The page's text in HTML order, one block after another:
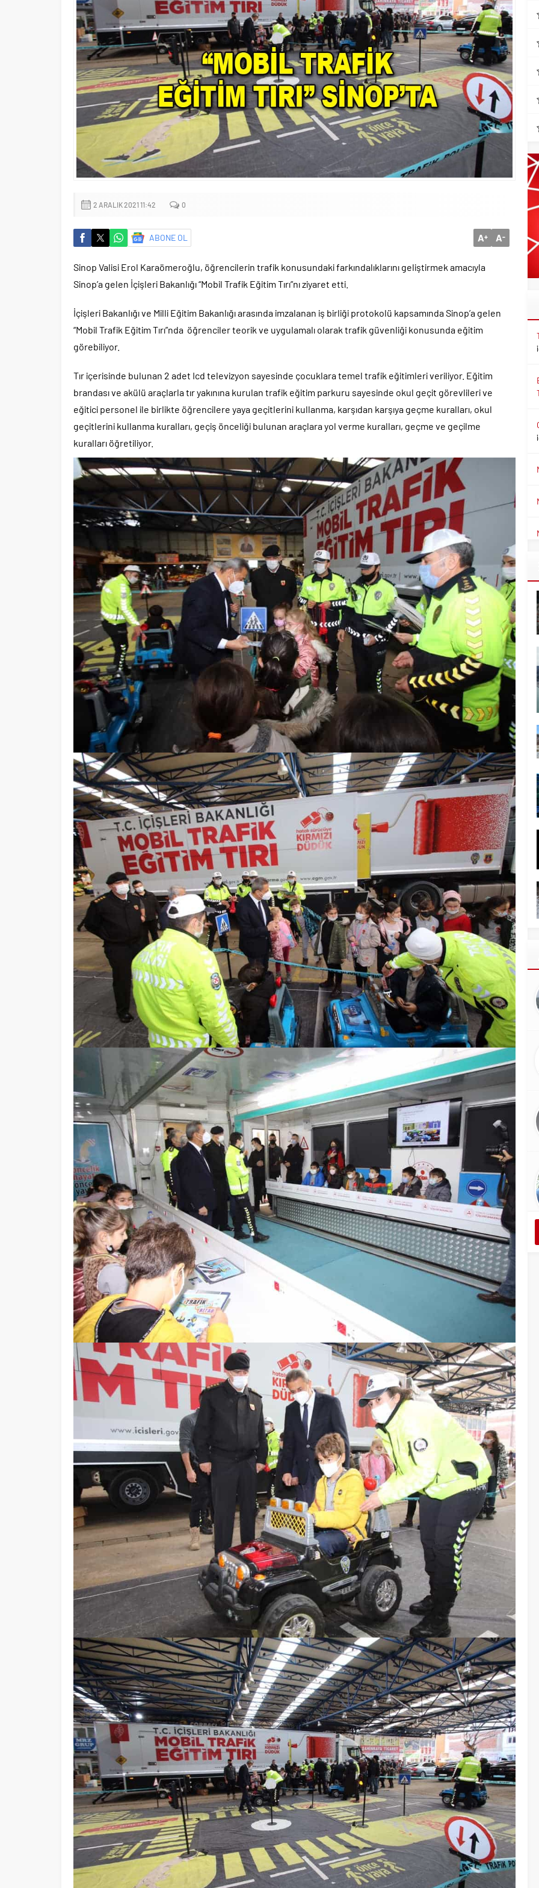
2 ARALIK 2021 11:42 0
ABONE OL A+ A-
Sinop Valisi Erol Karaömeroğlu, öğrencilerin trafik konusundaki farkındalıklarını geliştirmek amacıyla
Sinop’a gelen İçişleri Bakanlığı “Mobil Trafik Eğitim Tırı”nı ziyaret etti.
İçişleri Bakanlığı ve Milli Eğitim Bakanlığı arasında imzalanan iş birliği protokolü kapsamında Sinop’a gelen
“Mobil Trafik Eğitim Tırı”nda öğrenciler teorik ve uygulamalı olarak trafik güvenliği konusunda eğitim
görebiliyor.
Tır içerisinde bulunan 2 adet Icd televizyon sayesinde çocuklara temel trafik eğitimleri veriliyor. Eğitim
brandası ve akülü araçlarla tır yakınına kurulan trafik eğitim parkuru sayesinde okul geçit görevlileri ve
eğitici personel ile birlikte öğrencilere yaya geçitlerini kullanma, karşıdan karşıya geçme kuralları, okul
geçitlerini kullanma kuralları, geçiş önceliği bulunan araçlara yol verme kuralları, geçme ve geçilme
kuralları öğretiliyor.